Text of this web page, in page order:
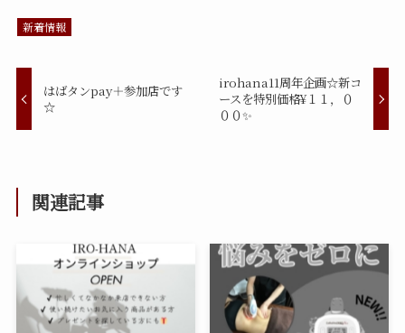
新着情報
はばタンpay＋参加店です
☆
irohana11周年企画☆新コ
ースを特別価格¥１１，０
００✨
関連記事